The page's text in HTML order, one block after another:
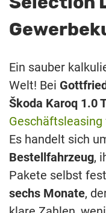
Ein sauber
Welt! Bei
Škoda Karoq 1.0
Geschäftsleasing
Es handelt sich
Bestellfahrzeug,
Pakete selbst
sechs Monate,